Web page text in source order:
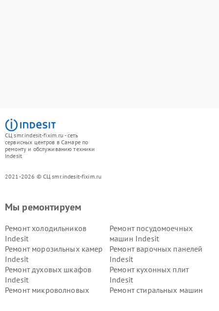
СЦ smr.indesit-fixim.ru - сеть
сервисных центров в Самаре по
ремонту и обслуживанию техники
Indesit
2021-2026 © СЦ smr.indesit-fixim.ru
Мы ремонтируем
Ремонт холодильников
Indesit
Ремонт посудомоечных
машин Indesit
Ремонт морозильных камер
Indesit
Ремонт варочных панелей
Indesit
Ремонт духовых шкафов
Indesit
Ремонт кухонных плит
Indesit
Ремонт микроволновых
Ремонт стиральных машин